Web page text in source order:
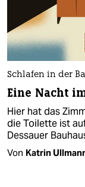
Schlafen in der
Eine Nacht
Hier hat das
die Toilette ist
Dessauer
Von Katrin